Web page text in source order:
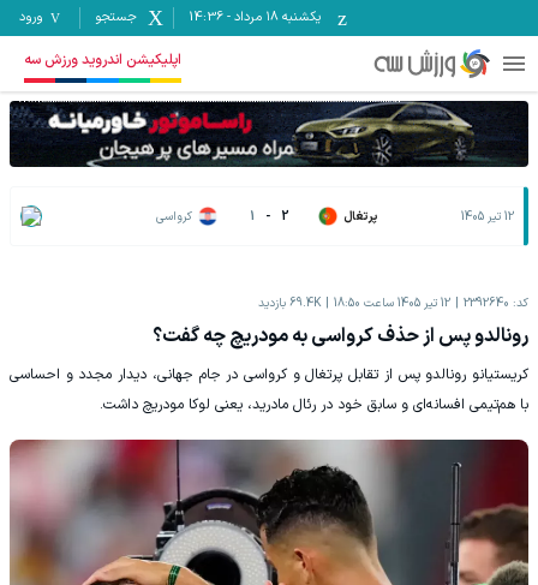
یکشنبه ۱۸ مرداد -
14:36 جستجو ورود
اپلیکیشن اندروید ورزش سه
12 تیر 1405 پرتغال 2
-
1 کرواسی
کد: 2392640 12 تیر 1405 ساعت 18:50 69.4K بازدید
رونالدو پس از حذف کرواسی به مودریچ چه گفت؟
کریستیانو رونالدو پس از تقابل پرتغال و کرواسی در جام جهانی، دیدار مجدد و احساسی
با هم‌تیمی افسانه‌ای و سابق خود در رئال مادرید، یعنی لوکا مودریچ داشت.